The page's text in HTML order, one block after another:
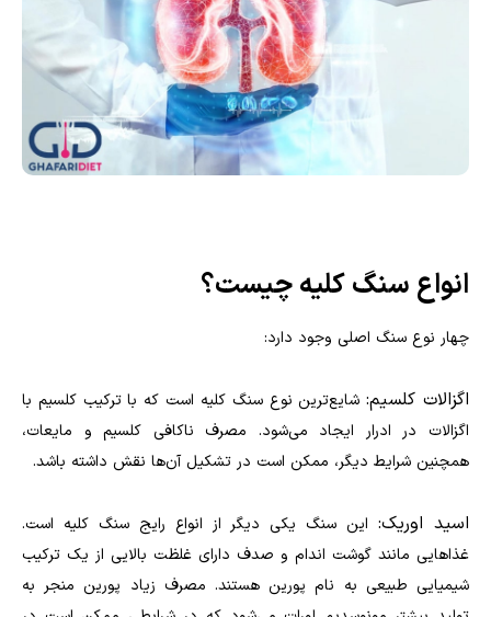
انواع سنگ کلیه چیست؟
چهار نوع سنگ اصلی وجود دارد:
اگزالات کلسیم:شایع‌ترین نوع سنگ کلیه است که با ترکیب کلسیم با
اگزالات در ادرار ایجاد می‌شود. مصرف ناکافی کلسیم و مایعات،
همچنین شرایط دیگر، ممکن است در تشکیل آن‌ها نقش داشته باشد.
اسید اوریک:این سنگ یکی دیگر از انواع رایج سنگ کلیه است.
غذا‌هایی مانند گوشت اندام و صدف دارای غلظت بالایی از یک ترکیب
شیمیایی طبیعی به نام پورین هستند. مصرف زیاد پورین منجر به